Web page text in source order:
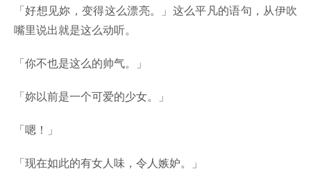
「好想见妳，变得这么漂亮。」这么平凡的语句，从伊吹
嘴里说出就是这么动听。
「你不也是这么的帅气。」
「妳以前是一个可爱的少女。」
「嗯！」
「现在如此的有女人味，令人嫉妒。」